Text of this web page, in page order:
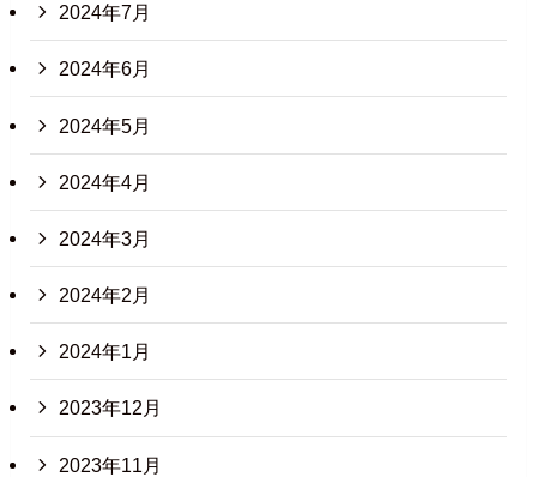
2024年7月
2024年6月
2024年5月
2024年4月
2024年3月
2024年2月
2024年1月
2023年12月
2023年11月